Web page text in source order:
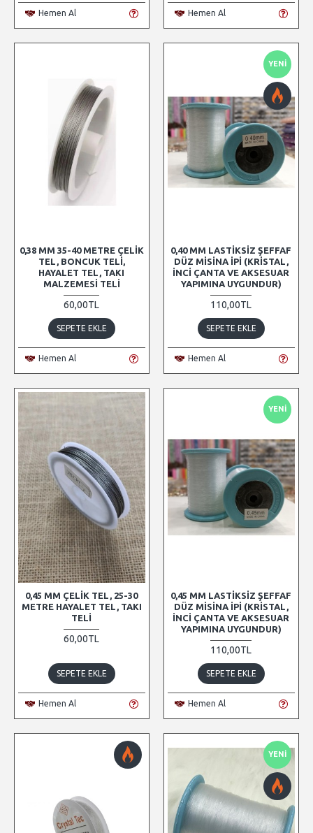
Hemen Al Hemen Al
0,38 MM 35-40 METRE ÇELIK
TEL, BONCUK TELI,
HAYALET TEL, TAKI
MALZEMESI TELI
60,00TL
SEPETE EKLE
Hemen Al
YENI
0,40 MM LASTIKSIZ ŞEFFAF
DÜZ MISINA İPI (KRISTAL,
İNCI ÇANTA VE AKSESUAR
YAPIMINA UYGUNDUR)
110,00TL
SEPETE EKLE
Hemen Al
0,45 MM ÇELIK TEL, 25-30
METRE HAYALET TEL, TAKI
TELI
60,00TL
SEPETE EKLE
Hemen Al
YENI
0,45 MM LASTIKSIZ ŞEFFAF
DÜZ MISINA İPI (KRISTAL,
İNCI ÇANTA VE AKSESUAR
YAPIMINA UYGUNDUR)
110,00TL
SEPETE EKLE
Hemen Al
YENI